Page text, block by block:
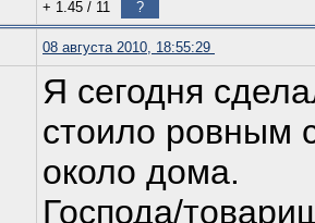
+ 1.45 / 11 ?
08 августа 2010, 18:55:29
Я сегодня
стоило ровным
около дома.
Господа/